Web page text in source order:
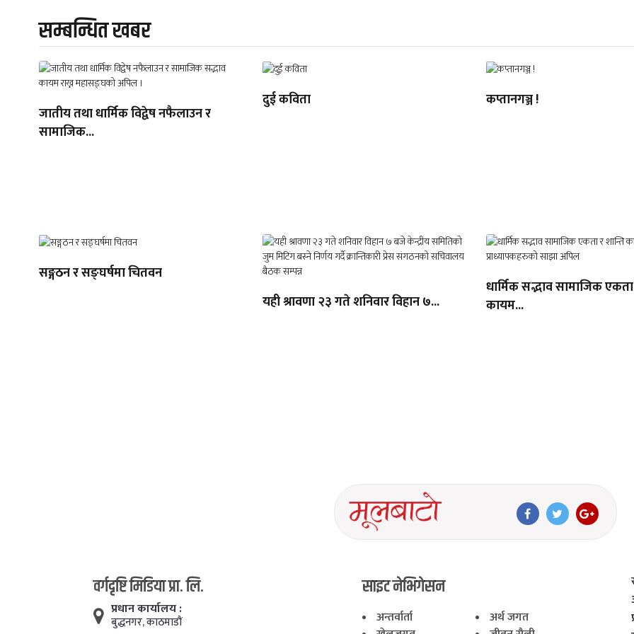
सम्बन्धित खबर
जातीय तथा धार्मिक विद्वेष नफैलाउन र
सामाजिक...
दुई कविता कप्तानगञ्ज !
सङ्गठन र सङ्घर्षमा चितवन
यही श्रावणा २३ गते शनिवार विहान ७...
धार्मिक सद्भाव सामाजिक
कायम...
वर्गदृष्टि मिडिया प्रा. लि.
प्रधान कार्यालय :
बुद्धनगर, काठमाडाैं
साइट नेभिगेसन
अन्तर्वार्ता
अर्थ जगत